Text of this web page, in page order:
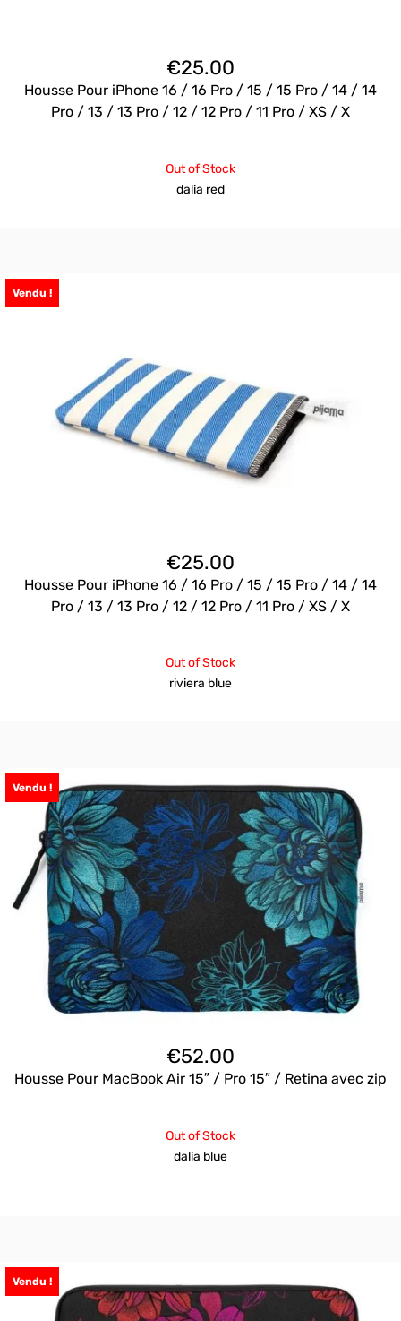
€25.00
Housse Pour iPhone 16 / 16 Pro / 15 / 15 Pro / 14 / 14
Pro / 13 / 13 Pro / 12 / 12 Pro / 11 Pro / XS / X
Out of Stock
dalia red
Vendu !
€25.00
Housse Pour iPhone 16 / 16 Pro / 15 / 15 Pro / 14 / 14
Pro / 13 / 13 Pro / 12 / 12 Pro / 11 Pro / XS / X
Out of Stock
riviera blue
Vendu !
€52.00
Housse Pour MacBook Air 15″ / Pro 15″ / Retina avec zip
Out of Stock
dalia blue
Vendu !